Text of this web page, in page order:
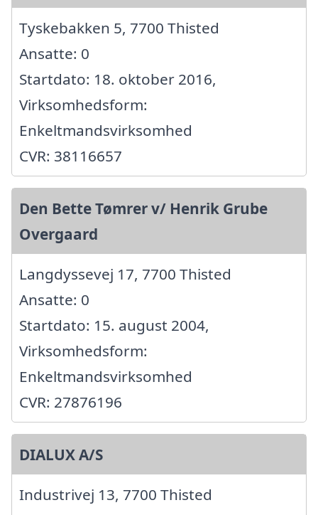
Tyskebakken 5, 7700 Thisted
Ansatte: 0
Startdato: 18. oktober 2016,
Virksomhedsform:
Enkeltmandsvirksomhed
CVR: 38116657
Den Bette Tømrer v/ Henrik Grube
Overgaard
Langdyssevej 17, 7700 Thisted
Ansatte: 0
Startdato: 15. august 2004,
Virksomhedsform:
Enkeltmandsvirksomhed
CVR: 27876196
DIALUX A/S
Industrivej 13, 7700 Thisted